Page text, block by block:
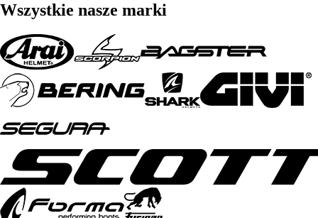
Wszystkie nasze marki